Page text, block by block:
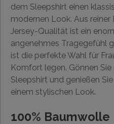
dem Sleepshirt einen
modernen Look. Aus
Jersey-Qualität ist ein
angenehmes Tragegefühl
ist die perfekte Wahl für
Komfort legen. Gönnen
Sleepshirt und genießen
einem stylischen Look.
100% Baumwolle